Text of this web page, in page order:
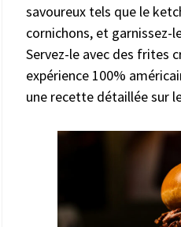
savoureux tels que le
cornichons, et garnissez-
Servez-le avec des frites
expérience 100%
une recette détaillée sur